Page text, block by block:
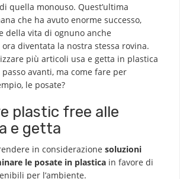
quella monouso. Quest’ultima
che ha avuto enorme successo,
della vita di ognuno anche
ora diventata la nostra stessa rovina.
più articoli usa e getta in plastica
avanti, ma come fare per
le posate?
plastic free alle
e getta
in considerazione soluzioni
le posate in plastica in favore di
per l’ambiente.